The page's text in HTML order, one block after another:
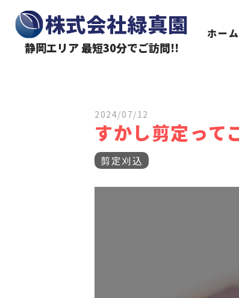
株式会社緑真園
静岡エリア 最短30分でご訪問!!
ホーム
2024/07/12
すかし剪定って
剪定刈込